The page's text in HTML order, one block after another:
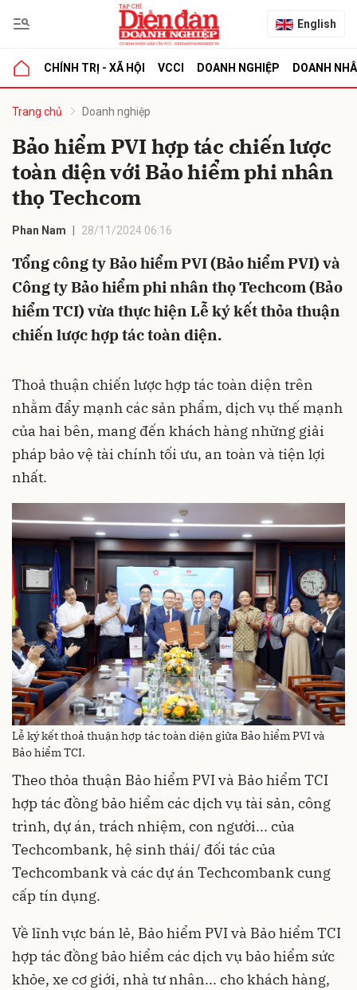
English
CHÍNH TRỊ - XÃ HỘI VCCI DOANH NGHIỆP DOANH
Trang chủ Doanh nghiệp
Bảo hiểm PVI hợp tác chiến lược
toàn diện với Bảo hiểm phi nhân
thọ Techcom
Phan Nam 28/11/2024 06:16
Tổng công ty Bảo hiểm PVI (Bảo hiểm PVI) và
Công ty Bảo hiểm phi nhân thọ Techcom (Bảo
hiểm TCI) vừa thực hiện Lễ ký kết thỏa thuận
chiến lược hợp tác toàn diện.
Thoả thuận chiến lược hợp tác toàn diện trên
nhằm đẩy mạnh các sản phẩm, dịch vụ thế mạnh
của hai bên, mang đến khách hàng những giải
pháp bảo vệ tài chính tối ưu, an toàn và tiện lợi
nhất.
Lễ ký kết thoả thuận hợp tác toàn diện giữa Bảo hiểm PVI và
Bảo hiểm TCI.
Theo thỏa thuận Bảo hiểm PVI và Bảo hiểm TCI
hợp tác đồng bảo hiểm các dịch vụ tài sản, công
trình, dự án, trách nhiệm, con người... của
Techcombank, hệ sinh thái/ đối tác của
Techcombank và các dự án Techcombank cung
cấp tín dụng.
Về lĩnh vực bán lẻ, Bảo hiểm PVI và Bảo hiểm TCI
hợp tác đồng bảo hiểm các dịch vụ bảo hiểm sức
khỏe, xe cơ giới, nhà tư nhân... cho khách hàng,
luận
Hủy